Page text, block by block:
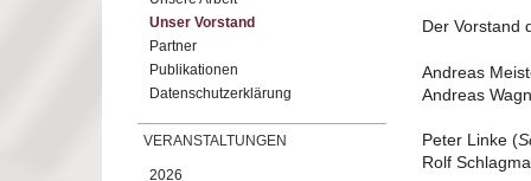
Unser Vorstand
Partner
Publikationen
Datenschutzerklärung
VERANSTALTUNGEN
2026
Der Vorstand
Andreas
Andreas
Peter Linke (
Rolf